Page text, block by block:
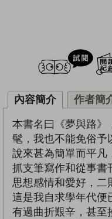
試
內容簡介 作者簡
本書名曰《夢與路》
髦，我也不能免俗予
說來甚為簡單而平凡
抓支筆寫作和從事書
思想感情和愛好，二
這是我自求學年代便
有過曲折艱辛，甚至